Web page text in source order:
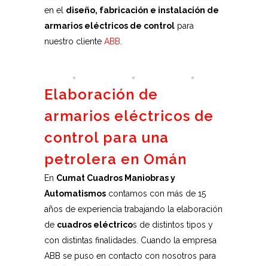
en el diseño, fabricación e instalación de
armarios eléctricos de control para
nuestro cliente ABB
Elaboración de
armarios eléctricos de
control para una
petrolera en Omán
En Cumat Cuadros Maniobras y
Automatismos contamos con más de 15
años de experiencia trabajando la elaboración
de cuadros eléctricos de distintos tipos y
con distintas finalidades. Cuando la empresa
ABB se puso en contacto con nosotros para